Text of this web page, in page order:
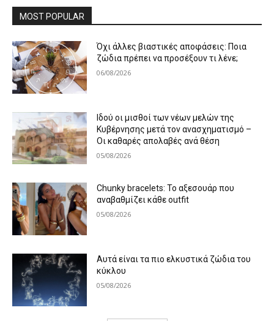
MOST POPULAR
Όχι άλλες βιαστικές αποφάσεις: Ποια
ζώδια πρέπει να προσέξουν τι λένε;
06/08/2026
Ιδού οι μισθοί των νέων μελών της
Κυβέρνησης μετά τον ανασχηματισμό –
Οι καθαρές απολαβές ανά θέση
05/08/2026
Chunky bracelets: Το αξεσουάρ που
αναβαθμίζει κάθε outfit
05/08/2026
Αυτά είναι τα πιο ελκυστικά ζώδια του
κύκλου
05/08/2026